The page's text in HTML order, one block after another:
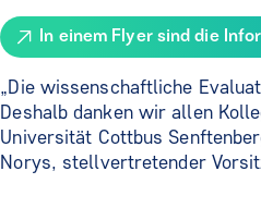
In einem Flyer sind die
„Die wissenschaftliche
Deshalb danken wir allen
Universität Cottbus
Norys, stellvertretender